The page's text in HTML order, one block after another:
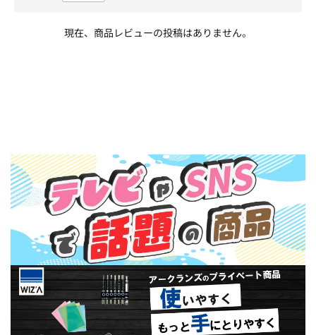
現在、商品レビューの投稿はありません。